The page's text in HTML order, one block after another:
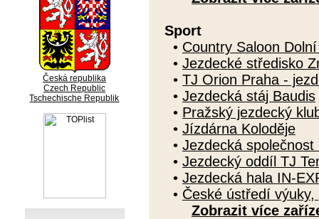
Česká republika
Czech Republic
Tschechische Republik
Sport
• Country Saloon
• Jezdecké středisko
• TJ Orion Praha -
• Jezdecká stáj Baudis
• Pražský jezdecký
• Jízdárna Koloděje
• Jezdecká společnost
• Jezdecký oddíl TJ
• Jezdecká hala IN-
• České ústředí
Zobrazit více